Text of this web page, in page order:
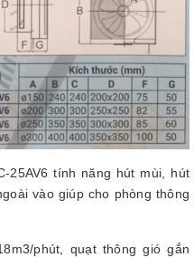
25AV6 tính năng hút mùi, hút
vào giúp cho phòng thông
phút, quạt thông gió gắn